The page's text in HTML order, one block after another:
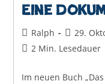
Eine
Beitrags-
Autor:
Ralph
Beitrag
29.
Lesedauer:
2 Min. Lesedauer
Im neuen Buch